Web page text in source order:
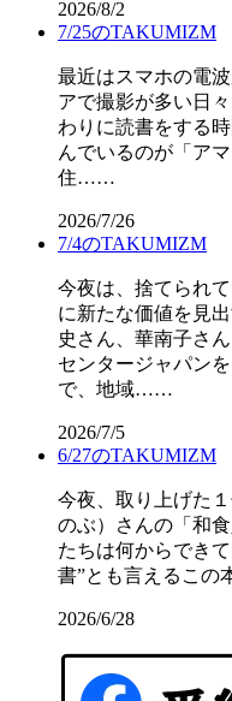
2026/8/2
7/25のTAKUMIZM
最近はスマホの電
アで撮影が多い日
わりに読書をする
んでいるのが「ア
住……
2026/7/26
7/4のTAKUMIZM
今夜は、捨てられ
に新たな価値を見
史さん、華南子さ
センタージャパン
で、地域……
2026/7/5
6/27のTAKUMIZM
今夜、取り上げた
のぶ）さんの「和
たちは何からでき
書”とも言えるこ
2026/6/28